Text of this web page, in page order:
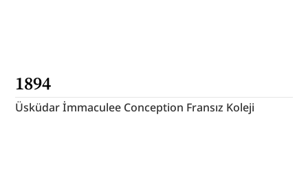
1894
Üsküdar İmmaculee Conception Fransız Koleji